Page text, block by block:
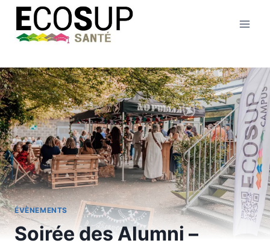
ÉVÈNEMENTS
Soirée des Alumni –